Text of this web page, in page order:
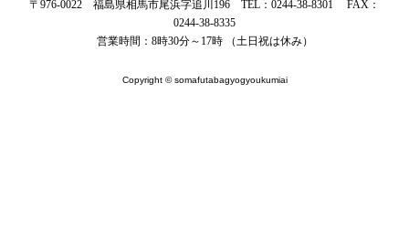
〒976-0022 福島県相馬市尾浜字追川196 TEL：0244-38-8301 FAX：
0244-38-8335
営業時間：8時30分～17時 （土日祝は休み）
Copyright © somafutabagyogyoukumiai